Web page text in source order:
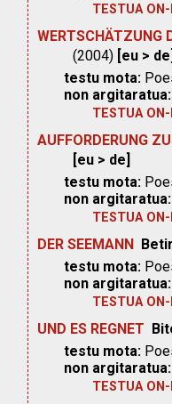
TESTUA ON-
WERTSCHÄTZUNG
(2004) [eu > de]
testu mota:
non argitaratua:
TESTUA ON-
AUFFORDERUNG
[eu > de]
testu mota:
non argitaratua:
TESTUA ON-
DER SEEMANN
testu mota:
non argitaratua:
TESTUA ON-
UND ES REGNET
testu mota:
non argitaratua:
TESTUA ON-